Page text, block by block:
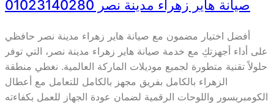
صيانة هاير زهراء مدينة نصر 01023140280
أفضل اختيار مضمون مع صيانة هاير زهراء مدينة نصر حافظي
على أداء أجهزتكِ مع خدمة صيانة هاير زهراء مدينة نصر، التي توفر
حلولاً تقنية متطورة لجميع موديلات الماركة العالمية. نغطي منطقة
الزهراء بالكامل بفريق مجهز بالكامل للتعامل مع أعطال
الكومبريسور واللوحات الرقمية لضمان عودة الجهاز للعمل بكفاءته